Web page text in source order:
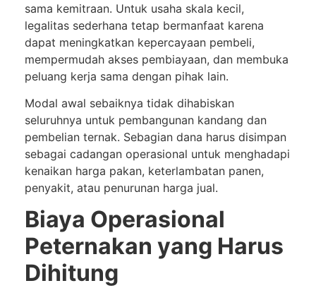
sama kemitraan. Untuk usaha skala kecil,
legalitas sederhana tetap bermanfaat karena
dapat meningkatkan kepercayaan pembeli,
mempermudah akses pembiayaan, dan membuka
peluang kerja sama dengan pihak lain.
Modal awal sebaiknya tidak dihabiskan
seluruhnya untuk pembangunan kandang dan
pembelian ternak. Sebagian dana harus disimpan
sebagai cadangan operasional untuk menghadapi
kenaikan harga pakan, keterlambatan panen,
penyakit, atau penurunan harga jual.
Biaya Operasional
Peternakan yang Harus
Dihitung